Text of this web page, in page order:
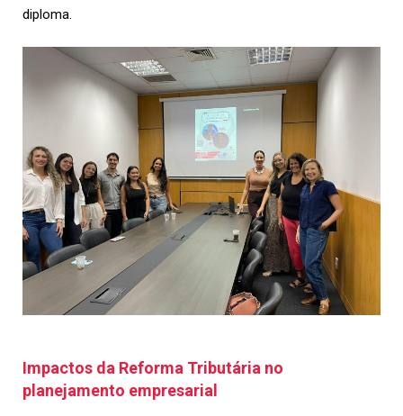
diploma.
Impactos da Reforma Tributária no
planejamento empresarial